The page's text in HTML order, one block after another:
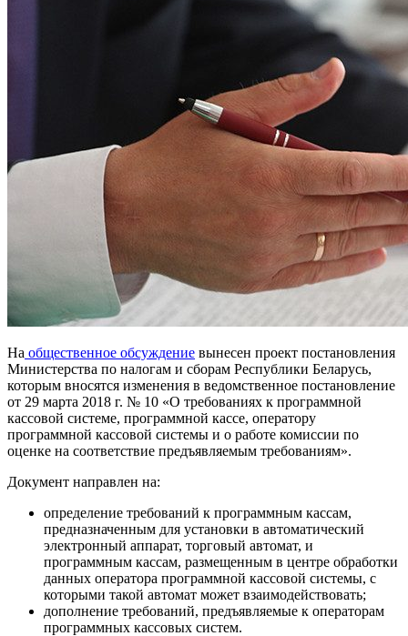
На общественное обсуждение вынесен проект постановления
Министерства по налогам и сборам Республики Беларусь,
которым вносятся изменения в ведомственное постановление
от 29 марта 2018 г. № 10 «О требованиях к программной
кассовой системе, программной кассе, оператору
программной кассовой системы и о работе комиссии по
оценке на соответствие предъявляемым требованиям».
Документ направлен на:
определение требований к программным кассам,
предназначенным для установки в автоматический
электронный аппарат, торговый автомат, и
программным кассам, размещенным в центре обработки
данных оператора программной кассовой системы, с
которыми такой автомат может взаимодействовать;
дополнение требований, предъявляемые к операторам
программных кассовых систем.